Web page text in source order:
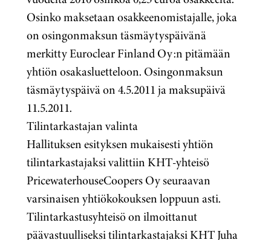
Osinko maksetaan osakkeenomistajalle, joka
on osingonmaksun täsmäytyspäivänä
merkitty Euroclear Finland Oy:n pitämään
yhtiön osakasluetteloon. Osingonmaksun
täsmäytyspäivä on 4.5.2011 ja maksupäivä
11.5.2011.
Tilintarkastajan valinta
Hallituksen esityksen mukaisesti yhtiön
tilintarkastajaksi valittiin KHT-yhteisö
PricewaterhouseCoopers Oy seuraavan
varsinaisen yhtiökokouksen loppuun asti.
Tilintarkastusyhteisö on ilmoittanut
päävastuulliseksi tilintarkastajaksi KHT Juha